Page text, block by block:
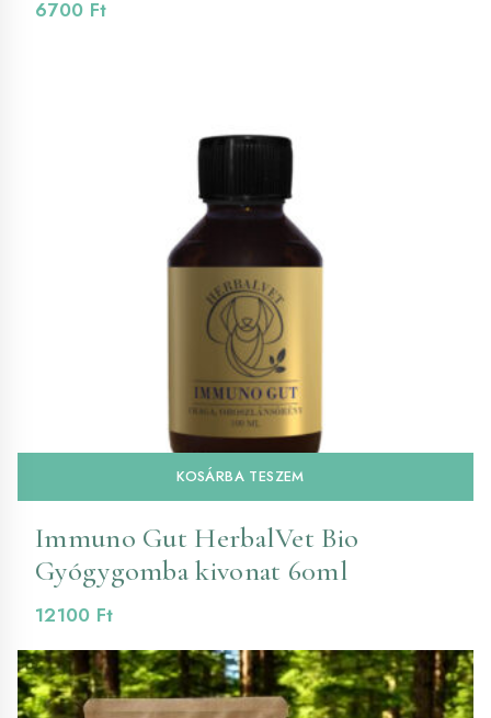
6700 Ft
KOSÁRBA TESZEM
Immuno Gut HerbalVet Bio
Gyógygomba kivonat 60ml
12100 Ft